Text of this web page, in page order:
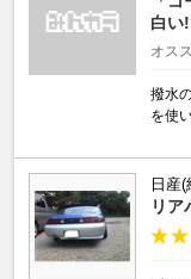
白い
オス
撥水
を使
日産(
リア